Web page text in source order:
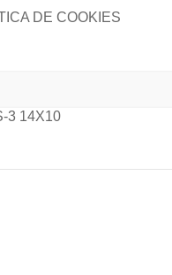
DE COOKIES
3 14X10